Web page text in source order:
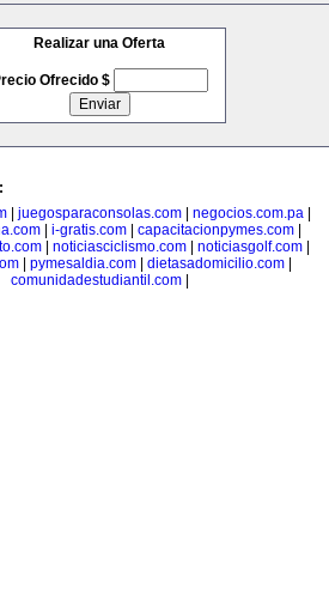
Realizar una Oferta
Ofrecido $
juegosparaconsolas.com negocios.com.pa
| i-gratis.com| capacitacionpymes.com|
noticiasciclismo.com noticiasgolf.com
pymesaldia.com dietasadomicilio.com
comunidadestudiantil.com|